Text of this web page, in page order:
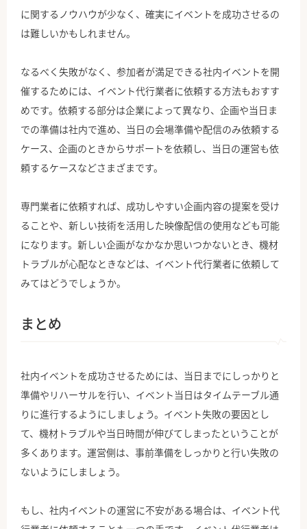
に関するノウハウが少なく、確実にイベントを成功させるの
は難しいかもしれません。
なるべく失敗がなく、参加者が満足できる社内イベントを開
催するためには、イベント代行業者に依頼する方法もおすす
めです。依頼する部分は企業によって異なり、企画や当日ま
での準備は社内で進め、当日の会場準備や配信のみ依頼する
ケース、企画のときからサポートを依頼し、当日の運営も依
頼するケースなどさまざまです。
専門業者に依頼すれば、成功しやすい企画内容の提案を受け
ることや、新しい技術を活用した映像配信の使用なども可能
になります。新しい企画がなかなか思いつかないとき、機材
トラブルが心配なときなどは、イベント代行業者に依頼して
みてはどうでしょうか。
まとめ
社内イベントを成功させるためには、当日までにしっかりと
準備やリハーサルを行い、イベント当日はタイムテーブル通
りに進行するようにしましょう。イベント失敗の要因とし
て、機材トラブルや当日時間が伸びてしまったということが
多くあります。運営側は、事前準備をしっかりと行い失敗の
ないようにしましょう。
もし、社内イベントの運営に不安がある場合は、イベント代